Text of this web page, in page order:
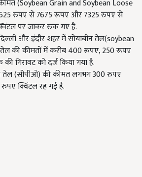
(Soybean Grain and Soybean Loose
रुपए से 7675 रूपए और 7325 रुपए से
पर जाकर रुक गए है.
और इंदौर शहर में सोयाबीन तेल(soybean
तेल की कीमतों में करीब 400 रूपए, 250 रूपए
गिरावट को दर्ज किया गया है.
तेल (सीपीओ) की कीमत लगभग 300 रुपए
क्विंटल रह गई है.